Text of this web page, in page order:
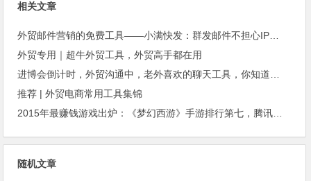
相关文章
外贸邮件营销的免费工具——小满快发：群发邮件不担心IP被封
外贸专用｜超牛外贸工具，外贸高手都在用
进博会倒计时，外贸沟通中，老外喜欢的聊天工具，你知道几种？
推荐 | 外贸电商常用工具集锦
2015年最赚钱游戏出炉：《梦幻西游》手游排行第七，腾讯总收入进前三
随机文章